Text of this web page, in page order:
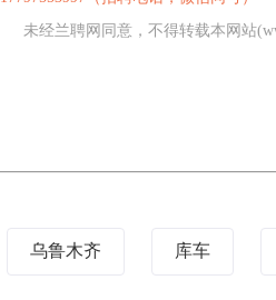
未经兰聘网同意，不得转载本网站
乌鲁木齐 库车